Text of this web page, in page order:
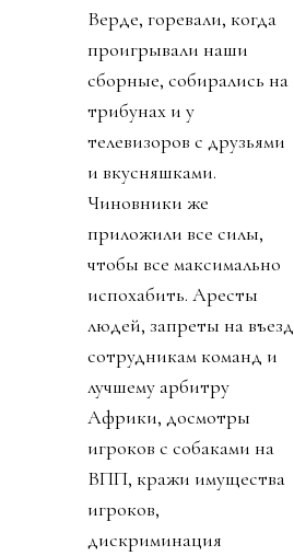
Верде, горевали, когда
проигрывали наши
сборные, собирались на
трибунах и у
телевизоров с друзьями
и вкусняшками.
Чиновники же
приложили все силы,
чтобы все максимально
испохабить. Аресты
людей, запреты на въезд
сотрудникам команд и
лучшему арбитру
Африки, досмотры
игроков с собаками на
ВПП, кражи имущества
игроков,
дискриминация